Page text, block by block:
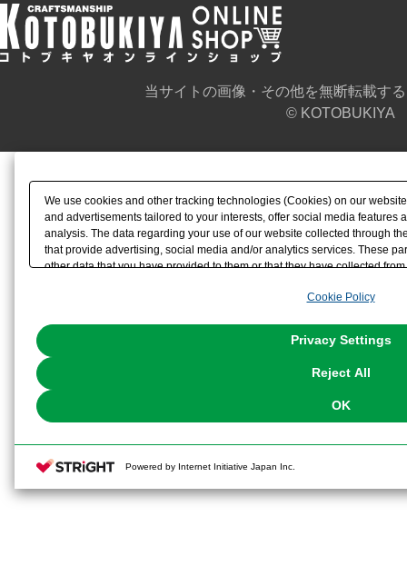
当サイトの画像・その他を無断転載す
© KOTOBUKIYA
We use cookies and other tracking technologies (Cookies) on our
and advertisements tailored to your interests, offer social media features
analysis. The data regarding your use of our website collected through
that provide advertising, social media and/or analytics services. These
other data that you have provided to them or that they have collected
the use of all Cookies except for Strictly Necessary Cookies, please
Cookie Policy
Privacy Settings
Reject All
OK
Powered by Internet Initiative Japan Inc.